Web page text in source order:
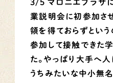
3/5 マロニエプラザ
業説明会に初参加さ
領を得ておらずという
参加して接触できた
た。やっぱり大手へ人
うちみたいな中小無